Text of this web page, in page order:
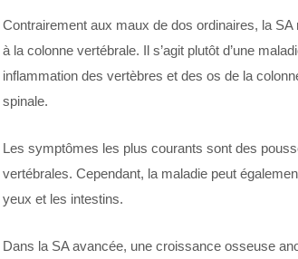
Contrairement aux maux de dos ordinaires, la
à la colonne vertébrale. Il s’agit plutôt d’une
inflammation des vertèbres et des os de la
spinale.
Les symptômes les plus courants sont des
vertébrales. Cependant, la maladie peut
yeux et les intestins.
Dans la SA avancée, une croissance osseuse